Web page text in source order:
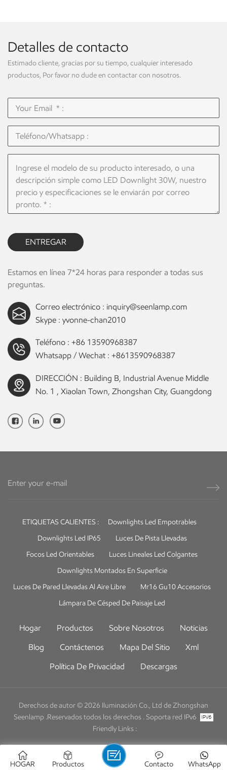
Detalles de contacto
Estimado cliente, gracias por su tiempo, cualquier interesado
productos, Por favor no dude en contactar con nosotros.
ENTREGAR
Estamos en línea 7*24 horas para responder a todas sus
preguntas.
Correo electrónico : inquiry@seenlamp.com
Skype : yvonne-chan2010
Teléfono : +86 13590968387
Whatsapp / Wechat : +8613590968387
DIRECCIÓN : Building B, Industrial Avenue Middle
No. 1 , Xiaolan Town, Zhongshan City, Guangdong
ETIQUETAS CALIENTES :
Downlights Led Empotrables
Downlights Led IP65
Luces De Pista Llevadas
Focos Led Orientables
Luces Lineales Led Colgantes
Downlights Montados En Superficie
Luces De Pared Llevadas Al Aire Libre
Mr16 Gu10 Accesorios
Lámpara De Césped De Paisaje Led
Hogar Productos Sobre Nosotros
Noticias
Blog
Contáctenos Mapa Del Sitio
Xml
Política De Privacidad
Descargas
Derechos de autor © 2026 Iluminación Co., Ltd de Zhongshan
Seenlamp .Reservados todos los derechos . Soporta red IPv6
Friendly Links :
HOGAR Productos WhatsApp
Contacto